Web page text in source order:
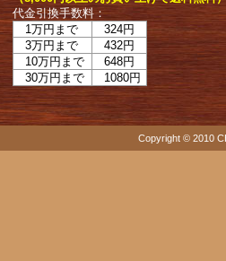
代金引換手数料：
1万円まで
324円
3万円まで
432円
10万円まで
648円
30万円まで
1080円
Copyright © 2010